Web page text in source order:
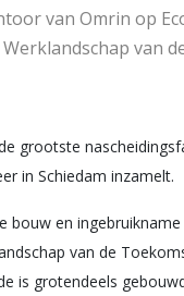
van Omrin op
van
grootste
in Schiedam inzamelt.
bouw en
van de
is grotendeels